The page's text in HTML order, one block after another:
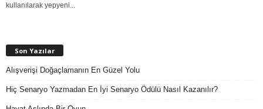
kullanılarak yepyeni...
Son Yazılar
Alışverişi Doğaçlamanın En Güzel Yolu
Hiç Senaryo Yazmadan En İyi Senaryo Ödülü Nasıl Kazanılır?